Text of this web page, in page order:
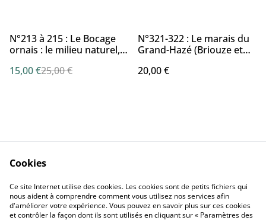
%
N°213 à 215 : Le Bocage
ornais : le milieu naturel,
et passés par M. LAVOLLÉ
15,00 €25,00 €
N°321-322 : Le marais du
Grand-Hazé (Briouze et
20,00 €
Nous Contacter
Conditions Générales
Confidentialité
Cookies
Cookies
Ce site Internet utilise des cookies. Les cookies sont de petits fichiers qui
nous aident à comprendre comment vous utilisez nos services afin
d'améliorer votre expérience. Vous pouvez en savoir plus sur ces cookies
et contrôler la façon dont ils sont utilisés en cliquant sur « Paramètres des